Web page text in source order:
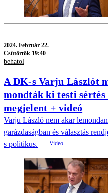
2024. Február 22.
Csütörtök 19:40
behatol
A DK-s Varju Lászlót
mondták ki testi
megjelent + videó
Varju László nem akar
garázdaságban és választás
s politikus.